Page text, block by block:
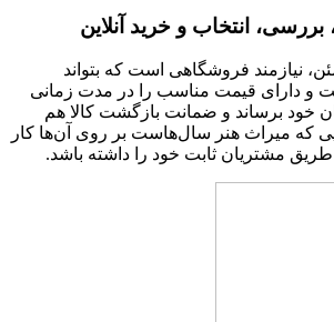
بررسی، انتخاب و خرید آنلاین
نیازمند فروشگاهی است که بتواند
و دارای قیمت مناسب را در مدت زمانی
خود برساند و ضمانت بازگشت کالا هم
که میراث هنر سال‌هاست بر روی آن‌ها کار
طریق مشتریان ثابت خود را داشته باشد.